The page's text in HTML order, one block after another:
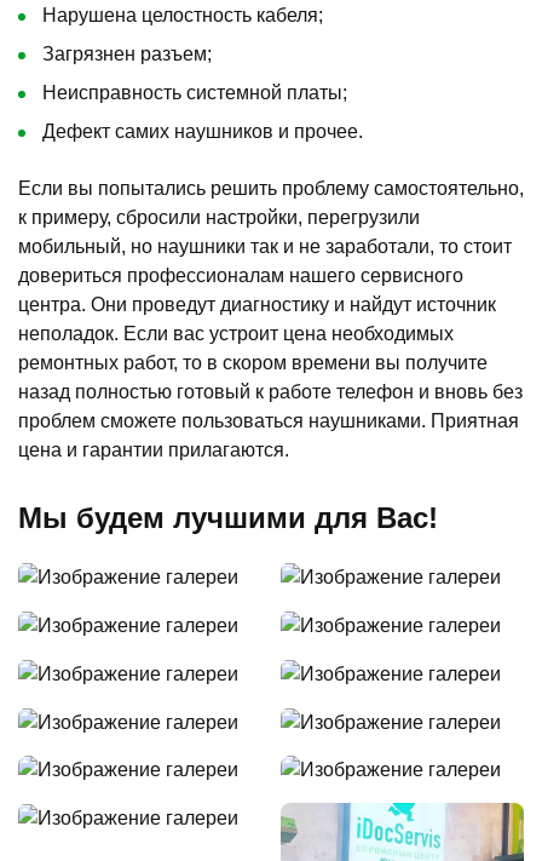
Нарушена целостность кабеля;
Загрязнен разъем;
Неисправность системной платы;
Дефект самих наушников и прочее.
Если вы попытались решить проблему самостоятельно,
к примеру, сбросили настройки, перегрузили
мобильный, но наушники так и не заработали, то стоит
довериться профессионалам нашего сервисного
центра. Они проведут диагностику и найдут источник
неполадок. Если вас устроит цена необходимых
ремонтных работ, то в скором времени вы получите
назад полностью готовый к работе телефон и вновь без
проблем сможете пользоваться наушниками. Приятная
цена и гарантии прилагаются.
Мы будем лучшими для Вас!